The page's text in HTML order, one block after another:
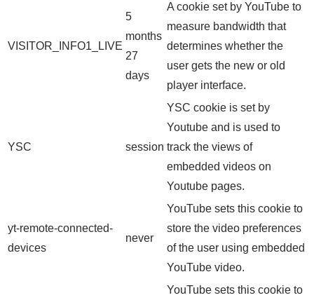
VISITOR_INFO1_LIVE
5
months
27
days
A cookie set by YouTube to
measure bandwidth that
determines whether the
user gets the new or old
player interface.
YSC session
YSC cookie is set by
Youtube and is used to
track the views of
embedded videos on
Youtube pages.
yt-remote-connected-
devices
never
YouTube sets this cookie to
store the video preferences
of the user using embedded
YouTube video.
YouTube sets this cookie to